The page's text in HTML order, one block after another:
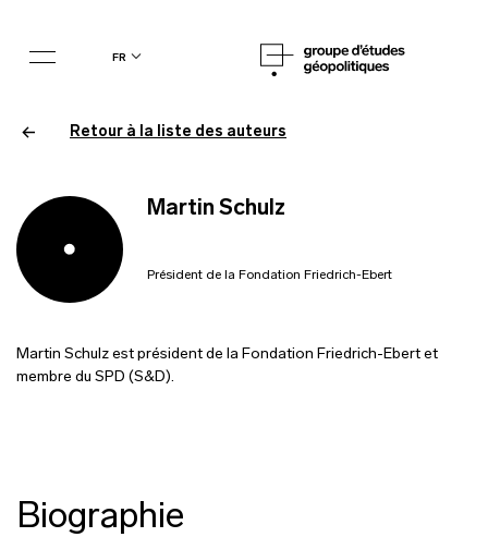
fr
Martin Schulz
Président de la Fondation Friedrich-Ebert
Martin Schulz est président de la Fondation Friedrich-Ebert et
membre du SPD (S&D).
Retour à la liste des auteurs
Biographie